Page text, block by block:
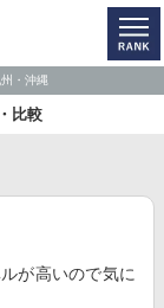
州・沖縄
比較
が高いので気に